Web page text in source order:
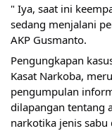
" Iya, saat ini
sedang menjalani
AKP Gusmanto.
Pengungkapan
Kasat Narkoba,
pengumpulan
dilapangan tentang
narkotika jenis